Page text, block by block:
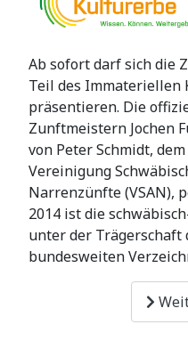
Ab sofort darf sich die
Teil des Immateriellen
präsentieren. Die
Zunftmeistern Jochen
von Peter Schmidt,
Vereinigung
Narrenzünfte (VSAN),
2014 ist die
unter der Trägerschaft
bundesweiten